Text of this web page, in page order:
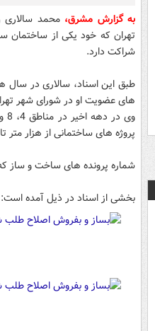
به گزارش مشرق،محمد
تهران که خود یکی از ساختمان
شراکت دارد.
های عضویت او در شورای شهر
پروژه های ساختمانی از هزار متر تا 15800 متر می رسد.
شماره پرونده های ساخت و ساز
بخشی از اسناد در ذیل آمده است: